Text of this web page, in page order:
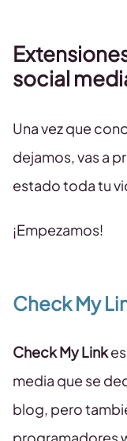
social
Una vez que
dejamos, vas a
estado toda tu
¡Empezamos!
Check My
Check My Linkes
media que se
blog, pero